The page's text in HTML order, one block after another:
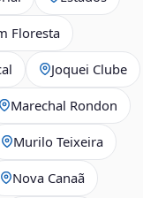
Floresta
Joquei Clube
Marechal Rondon
Murilo Teixeira
Nova Canaã